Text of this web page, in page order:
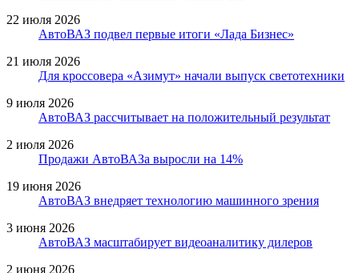
22 июля 2026
АвтоВАЗ подвел первые итоги «Лада Бизнес»
21 июля 2026
Для кроссовера «Азимут» начали выпуск светотехники
9 июля 2026
АвтоВАЗ рассчитывает на положительный результат
2 июля 2026
Продажи АвтоВАЗа выросли на 14%
19 июня 2026
АвтоВАЗ внедряет технологию машинного зрения
3 июня 2026
АвтоВАЗ масштабирует видеоаналитику дилеров
2 июня 2026